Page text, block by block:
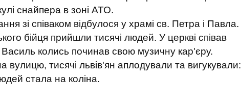
снайпера в зоні АТО.
зі співаком відбулося у храмі св. Петра і Павла.
бійця прийшли тисячі людей. У церкві співав
колись починав свою музичну кар'єру.
тисячі львів'ян аплодували та вигукували:
стала на коліна.